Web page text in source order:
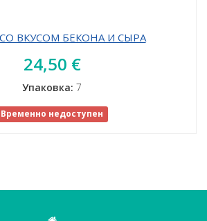
ВКУСОМ БЕКОНА И СЫРА
24,50 €
Упаковка: 7
Временно недоступен